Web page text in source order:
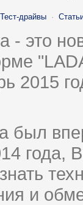
Тест-драйвы ·
- это
2015
был
года,
и